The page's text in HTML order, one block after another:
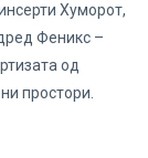
Хуморот,
Феникс –
од
простори.